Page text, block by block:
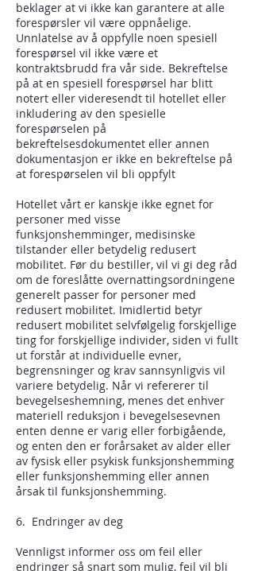
beklager at vi ikke kan garantere at alle
forespørsler vil være oppnåelige.
Unnlatelse av å oppfylle noen spesiell
forespørsel vil ikke være et
kontraktsbrudd fra vår side. Bekreftelse
på at en spesiell forespørsel har blitt
notert eller videresendt til hotellet eller
inkludering av den spesielle
forespørselen på
bekreftelsesdokumentet eller annen
dokumentasjon er ikke en bekreftelse på
at forespørselen vil bli oppfylt
Hotellet vårt er kanskje ikke egnet for
personer med visse
funksjonshemminger, medisinske
tilstander eller betydelig redusert
mobilitet. Før du bestiller, vil vi gi deg råd
om de foreslåtte overnattingsordningene
generelt passer for personer med
redusert mobilitet. Imidlertid betyr
redusert mobilitet selvfølgelig forskjellige
ting for forskjellige individer, siden vi fullt
ut forstår at individuelle evner,
begrensninger og krav sannsynligvis vil
variere betydelig. Når vi refererer til
bevegelseshemning, menes det enhver
materiell reduksjon i bevegelsesevnen
enten denne er varig eller forbigående,
og enten den er forårsaket av alder eller
av fysisk eller psykisk funksjonshemming
eller funksjonshemming eller annen
årsak til funksjonshemming.
6. Endringer av deg
Vennligst informer oss om feil eller
endringer så snart som mulig, feil vil bli